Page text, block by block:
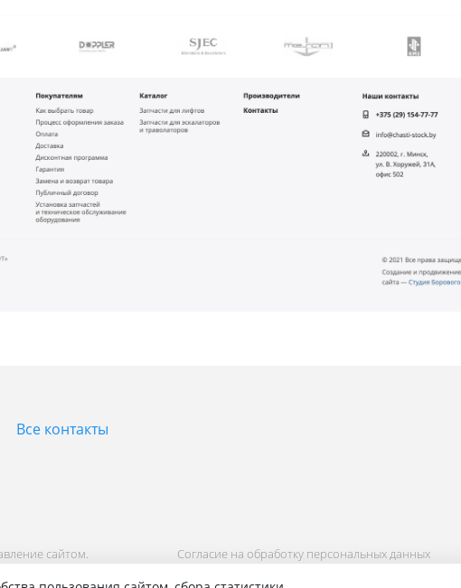
Все контакты
сайтом. Согласие на обработку персональных данных